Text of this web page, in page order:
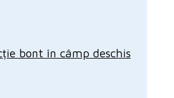
bont în câmp deschis